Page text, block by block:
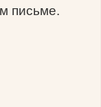
письме.